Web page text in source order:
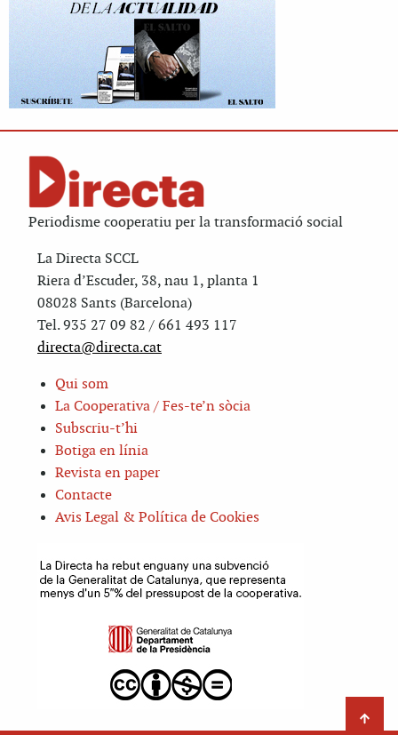
Periodisme cooperatiu per la transformació social
La Directa SCCL
Riera d’Escuder, 38, nau 1, planta 1
08028 Sants (Barcelona)
Tel. 935 27 09 82 / 661 493 117
directa@directa.cat
Qui som
La Cooperativa / Fes-te’n sòcia
Subscriu-t’hi
Botiga en línia
Revista en paper
Contacte
Avis Legal & Política de Cookies